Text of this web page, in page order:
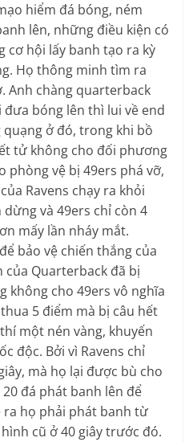
hiểm đá bóng, ném
lên, những điều kiện có
cơ hội lấy banh tạo ra kỳ
Họ thông minh tìm ra
Anh chàng quarterback
đưa bóng lên thì lui về end
ở đó, trong khi bồ
tử không cho đối phương
phòng vệ bị 49ers phá vỡ,
Ravens chạy ra khỏi
và 49ers chỉ còn 4
mấy lần nháy mắt.
bảo vệ chiến thắng của
Quarterback đã bị
không cho 49ers vô nghĩa
5 điểm mà bị câu hết
một nén vàng, khuyến
độc. Bởi vì Ravens chỉ
mà họ lại được bù cho
đá phát banh lên để
ra họ phải phát banh từ
cũ ở 40 giây trước đó.